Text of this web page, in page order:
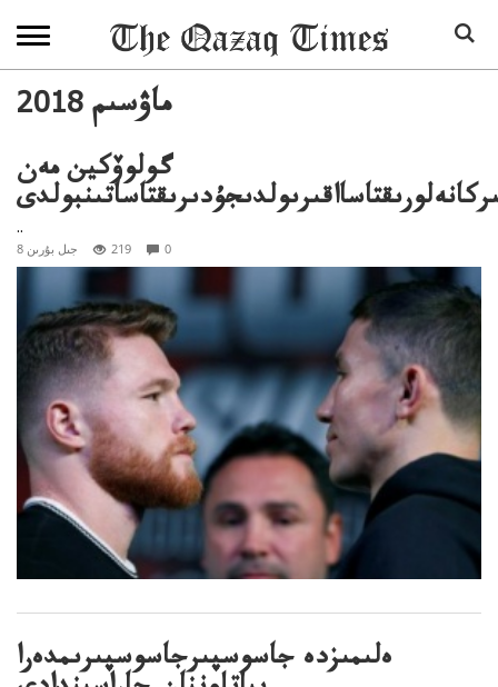
2018 ماۋسىم
گولوۆكين مەن
..
8 جىل بۇرىن 219 0
ەلىمىزدە جاسوسپىرجاسوسپىرىمدەرا